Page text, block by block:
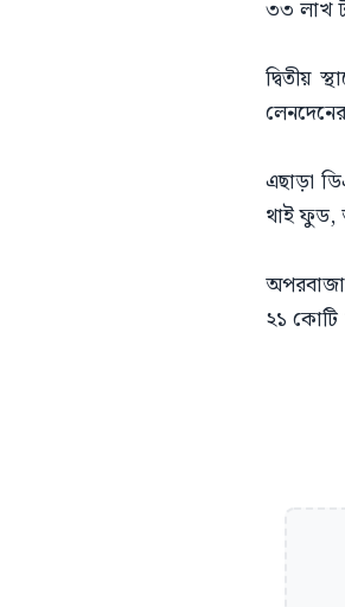
৩৩ লাখ
দ্বিতীয়
এছাড়া
থাই ফুড,
২১ কোটি